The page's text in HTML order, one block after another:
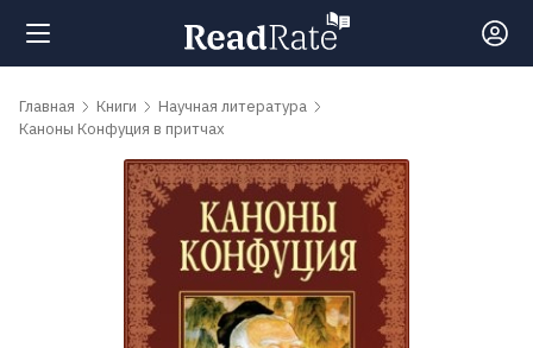
Поиск
Главная Книги
Научная литература
Каноны Конфуция в притчах